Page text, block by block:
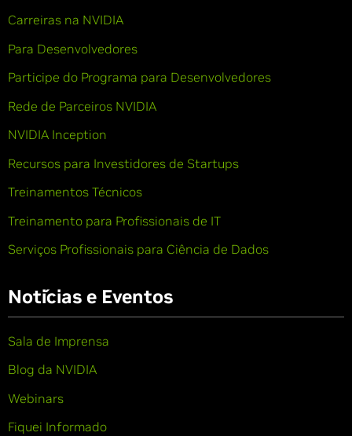
Carreiras na NVIDIA
Para Desenvolvedores
Participe do Programa para Desenvolvedores
Rede de Parceiros NVIDIA
NVIDIA Inception
Recursos para Investidores de Startups
Treinamentos Técnicos
Treinamento para Profissionais de IT
Serviços Profissionais para Ciência de Dados
Notícias e Eventos
Sala de Imprensa
Blog da NVIDIA
Webinars
Fiquei Informado